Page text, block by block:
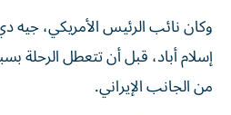
وكان نائب الرئيس الأمريكي، جيه
إسلام أباد، قبل أن تتعطل
من الجانب الإيراني.